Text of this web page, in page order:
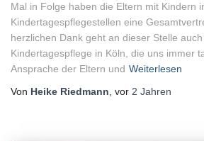
Mal in Folge haben die Eltern mit Kindern
Kindertagespflegestellen eine
herzlichen Dank geht an dieser Stelle
Kindertagespflege in Köln, die uns immer
Ansprache der Eltern und Weiterlesen
Von Heike Riedmann, vor 2 Jahren